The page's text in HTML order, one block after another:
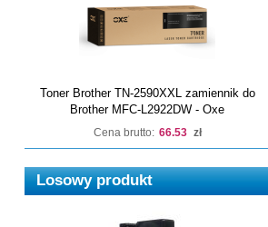
Toner Brother TN-2590XXL zamiennik do
Brother MFC-L2922DW - Oxe
Cena brutto: 66.53 zł
Losowy produkt